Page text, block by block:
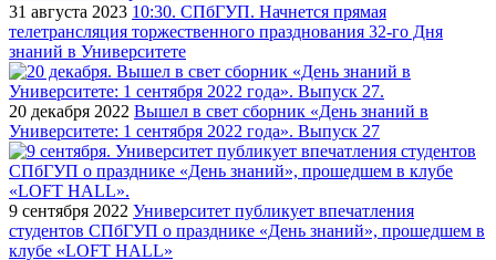
31 августа 2023 10:30. СПбГУП. Начнется прямая
телетрансляция торжественного празднования 32-го Дня
знаний в Университете
20 декабря 2022 Вышел в свет сборник «День знаний в
Университете: 1 сентября 2022 года». Выпуск 27
9 сентября 2022 Университет публикует впечатления
студентов СПбГУП о празднике «День знаний», прошедшем в
клубе «LOFT HALL»